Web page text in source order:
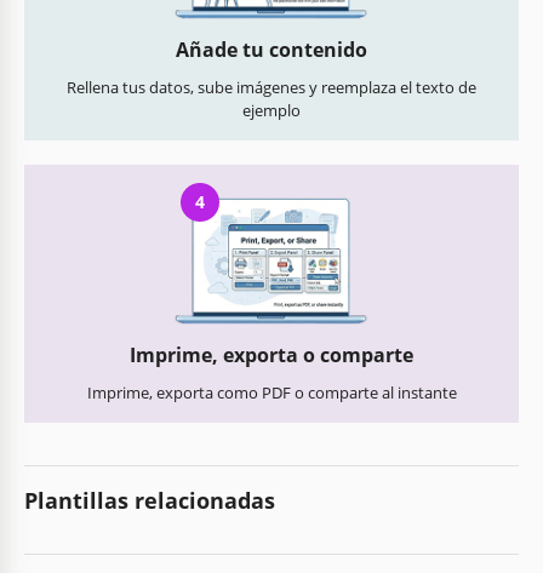
Añade tu contenido
Rellena tus datos, sube imágenes y reemplaza el texto de
ejemplo
4
Imprime, exporta o comparte
Imprime, exporta como PDF o comparte al instante
Plantillas relacionadas